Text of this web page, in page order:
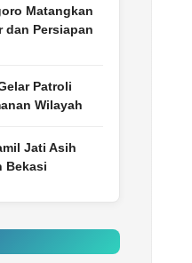
Matangkan
dan Persiapan
Patroli
Wilayah
Jati Asih
Bekasi